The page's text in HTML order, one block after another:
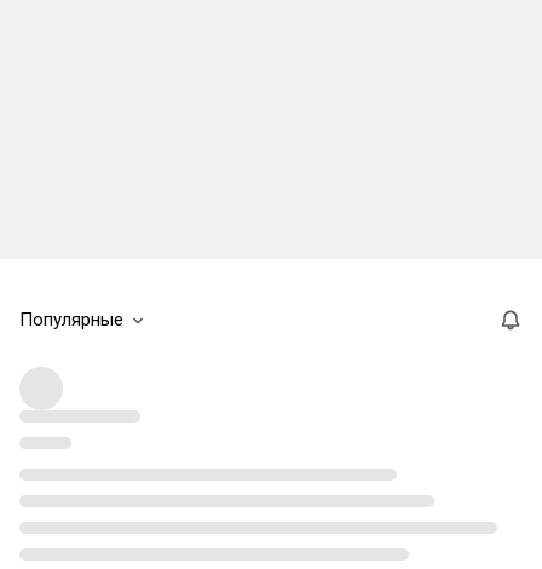
Популярные